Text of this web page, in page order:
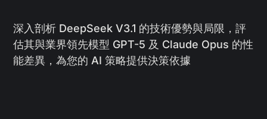
深入剖析 DeepSeek V3.1 的技術優勢與局限，評
估其與業界領先模型 GPT-5 及 Claude Opus 的性
能差異，為您的 AI 策略提供決策依據